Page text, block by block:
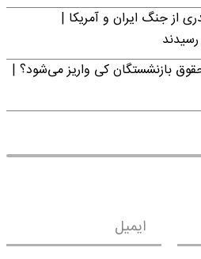
از جنگ ایران و آمریکا |
بازنشستگان کی واریز می‌شود؟ |
ایمیل